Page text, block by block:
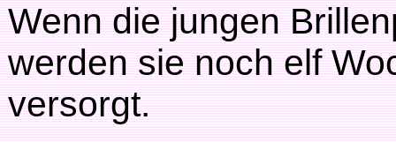
Wenn die jungen
werden sie noch elf
versorgt.